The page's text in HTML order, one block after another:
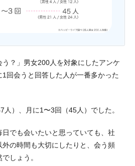
う？」男女200人を対象にしたアンケ
回会うと回答した人が一番多かった
人）、月に1〜3回（45人）でした。
でも会いたいと思っていても、社
の時間も大切にしたりと、会う頻
しょう。